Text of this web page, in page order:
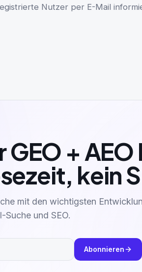
Nutzer per E-Mail
+
kein
mit den wichtigsten
Suche und SEO.
Abonnieren